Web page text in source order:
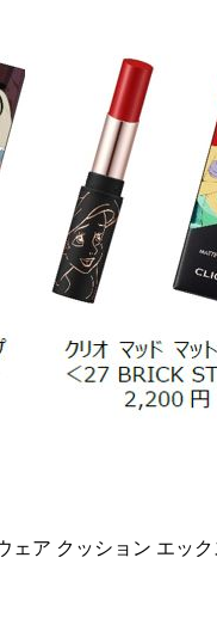
ェア クッション エッ